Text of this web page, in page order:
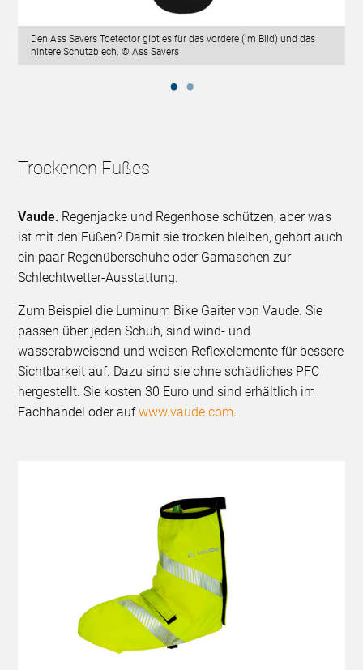
Den Ass Savers Toetector gibt es für das vordere (im Bild) und das
hintere Schutzblech. © Ass Savers
Trockenen Fußes
Vaude. Regenjacke und Regenhose schützen, aber was
ist mit den Füßen? Damit sie trocken bleiben, gehört auch
ein paar Regenüberschuhe oder Gamaschen zur
Schlechtwetter-Ausstattung.
Zum Beispiel die Luminum Bike Gaiter von Vaude. Sie
passen über jeden Schuh, sind wind- und
wasserabweisend und weisen Reflexelemente für bessere
Sichtbarkeit auf. Dazu sind sie ohne schädliches PFC
hergestellt. Sie kosten 30 Euro und sind erhältlich im
Fachhandel oder aufwww.vaude.com.